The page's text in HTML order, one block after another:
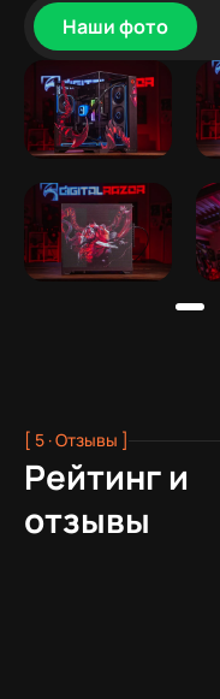
Наши фото
[ 5 · Отзывы ]
Рейтинг и
отзывы